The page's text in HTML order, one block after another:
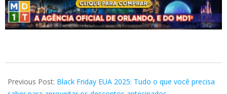
11-
Previous Post: Black Friday EUA 2025: Tudo o que você precisa